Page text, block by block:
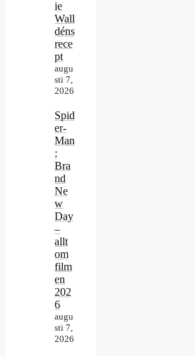
ie
Wall
déns
rece
pt
augu
sti 7,
2026
Spid
er-
Man
:
Bra
nd
Ne
w
Day
–
allt
om
film
en
202
6
augu
sti 7,
2026